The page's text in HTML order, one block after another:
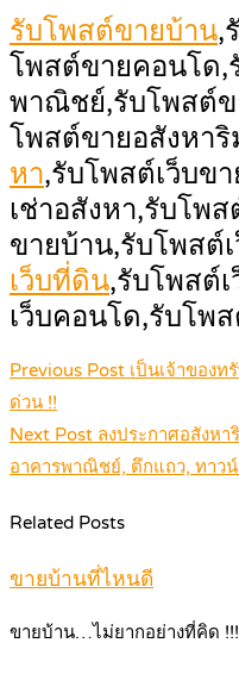
รับโพสต์ขายบ้าน,
โพสต์ขายคอนโด,
พาณิชย์,รับโพสต์ข
โพสต์ขายอสังหา
หา,รับโพสต์เว็บข
เช่าอสังหา,รับโพ
ขายบ้าน,รับโพสต์
เว็บที่ดิน,รับโพสต์
เว็บคอนโด,รับโพ
Post
navigation
Previous Post เป็นเจ้าของท
ด่วน !!
Next Post ลงประกาศอสังห
อาคารพาณิชย์, ตึกแถว, ทาว
Related Posts
ขายบ้านที่ไหนดี
ขายบ้าน…ไม่ยากอย่างที่คิด